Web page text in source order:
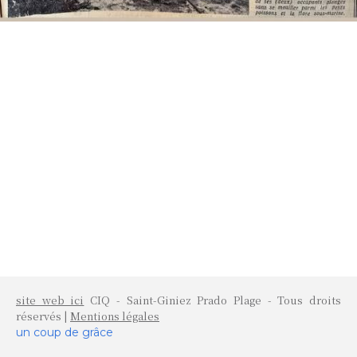
site web ici CIQ - Saint-Giniez Prado Plage - Tous droits
réservés | Mentions légales
un coup de grâce